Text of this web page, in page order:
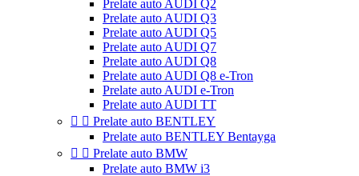
Prelate auto AUDI Q2
Prelate auto AUDI Q3
Prelate auto AUDI Q5
Prelate auto AUDI Q7
Prelate auto AUDI Q8
Prelate auto AUDI Q8 e-Tron
Prelate auto AUDI e-Tron
Prelate auto AUDI TT
  Prelate auto BENTLEY
Prelate auto BENTLEY Bentayga
  Prelate auto BMW
Prelate auto BMW i3